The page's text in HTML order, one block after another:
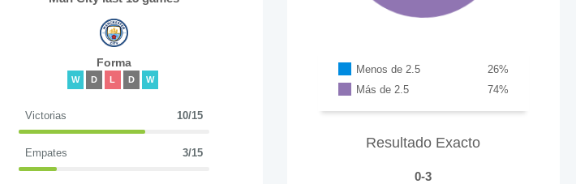
Forma
W D L D W
Victorias 10/15
Empates 3/15
Menos de 2.5 %
26
Más de 2.5
%
74
Resultado Exacto
0-3